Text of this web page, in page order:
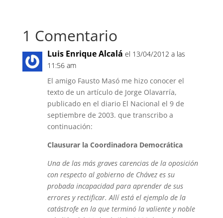
1 Comentario
Luis Enrique Alcalá el 13/04/2012 a las
11:56 am
El amigo Fausto Masó me hizo conocer el
texto de un artículo de Jorge Olavarría,
publicado en el diario El Nacional el 9 de
septiembre de 2003. que transcribo a
continuación:
Clausurar la Coordinadora Democrática
Una de las más graves carencias de la oposición
con respecto al gobierno de Chávez es su
probada incapacidad para aprender de sus
errores y rectificar. Allí está el ejemplo de la
catástrofe en la que terminó la valiente y noble